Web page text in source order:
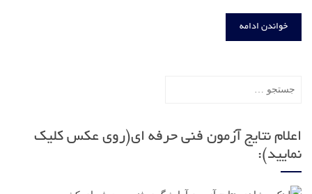
خواندن ادامه
اعلام نتایج آزمون فنی حرفه ای(روی عکس کلیک
نمایید):